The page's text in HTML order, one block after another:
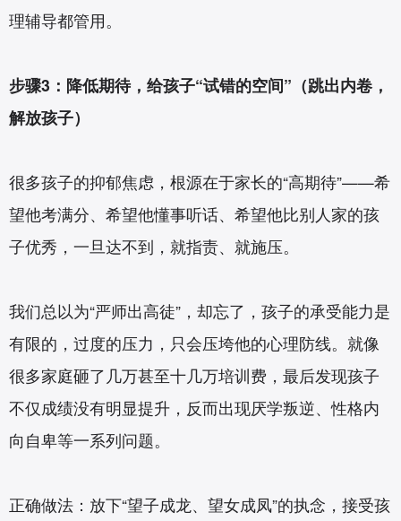
理辅导都管用。
步骤3：降低期待，给孩子“试错的空间”（跳出内卷，
解放孩子）
很多孩子的抑郁焦虑，根源在于家长的“高期待”——希
望他考满分、希望他懂事听话、希望他比别人家的孩
子优秀，一旦达不到，就指责、就施压。
我们总以为“严师出高徒”，却忘了，孩子的承受能力是
有限的，过度的压力，只会压垮他的心理防线。就像
很多家庭砸了几万甚至十几万培训费，最后发现孩子
不仅成绩没有明显提升，反而出现厌学叛逆、性格内
向自卑等一系列问题。
正确做法：放下“望子成龙、望女成凤”的执念，接受孩